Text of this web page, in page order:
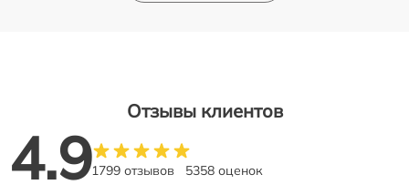
Отзывы клиентов
4.91799 отзывов 5358 оценок